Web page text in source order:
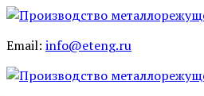
Email: info@eteng.ru